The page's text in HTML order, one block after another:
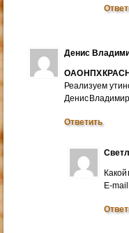
Денис
ОАО НПХ
Реализуем
Денис
Ответить
Какой
E-